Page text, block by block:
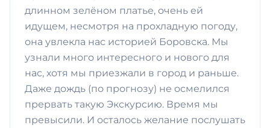
длинном зелёном платье, очень ей
идущем, несмотря на прохладную погоду,
она увлекла нас историей Боровска. Мы
узнали много интересного и нового для
нас, хотя мы приезжали в город и раньше.
Даже дождь (по прогнозу) не осмелился
прервать такую Экскурсию. Время мы
превысили. И осталось желание послушать